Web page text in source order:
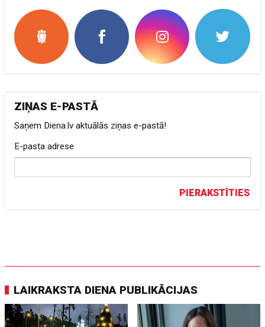
ZIŅAS E-PASTĀ
Saņem Diena.lv aktuālās ziņas e-pastā!
E-pasta adrese
PIERAKSTĪTIES
LAIKRAKSTA DIENA PUBLIKĀCIJAS